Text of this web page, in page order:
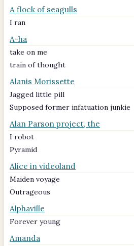
A flock of seagulls
I ran
A-ha
take on me
train of thought
Alanis Morissette
Jagged little pill
Supposed former infatuation junkie
Alan Parson project, the
I robot
Pyramid
Alice in videoland
Maiden voyage
Outrageous
Alphaville
Forever young
Amanda